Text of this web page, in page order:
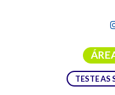
TESTE AS